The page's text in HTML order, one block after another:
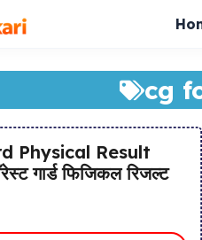
cg
Physical Result
गार्ड फिजिकल रिजल्ट